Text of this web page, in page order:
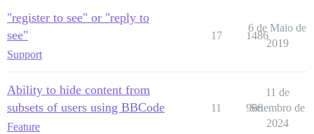
"register to see" or "reply to
see"
Support
17 1486
6 de Maio de
2019
Ability to hide content from
subsets of users using BBCode
Feature
11 986
11 de
Setembro de
2024